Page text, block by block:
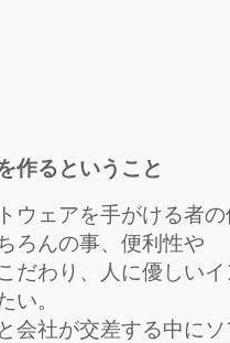
作るということ
ウェアを手がける者
ろんの事、便利性や
だわり、人に優しい
い。
会社が交差する中に